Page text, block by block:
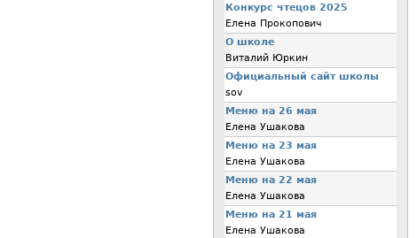
Конкурс чтецов 2025
Елена Прокопович
О школе
Виталий Юркин
Официальный сайт школы
sov
Меню на 26 мая
Елена Ушакова
Меню на 23 мая
Елена Ушакова
Меню на 22 мая
Елена Ушакова
Меню на 21 мая
Елена Ушакова